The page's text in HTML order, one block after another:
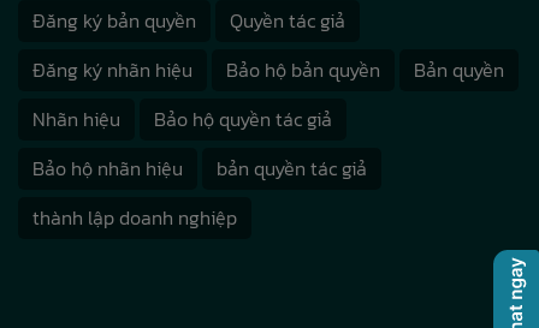
Đăng ký bản quyền
Quyền tác giả
Đăng ký nhãn hiệu
Bảo hộ bản quyền
Bản quyền
Nhãn hiệu
Bảo hộ quyền tác giả
Bảo hộ nhãn hiệu
bản quyền tác giả
thành lập doanh nghiệp